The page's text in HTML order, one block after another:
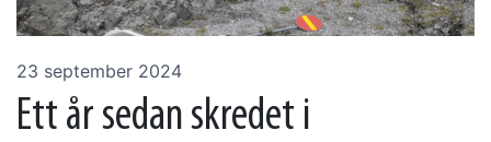
23 september 2024
Ett år sedan skredet i